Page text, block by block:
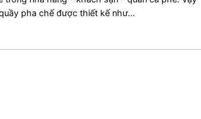
pha chế được thiết kế như...